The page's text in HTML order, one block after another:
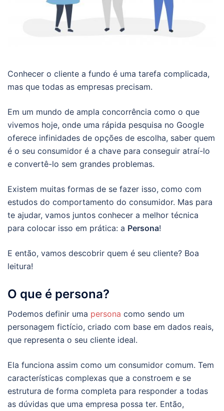
Conhecer o cliente a fundo é uma tarefa complicada,
mas que todas as empresas precisam.
Em um mundo de ampla concorrência como o que
vivemos hoje, onde uma rápida pesquisa no Google
oferece infinidades de opções de escolha, saber quem
é o seu consumidor é a chave para conseguir atraí-lo
e convertê-lo sem grandes problemas.
Existem muitas formas de se fazer isso, como com
estudos do comportamento do consumidor. Mas para
te ajudar, vamos juntos conhecer a melhor técnica
para colocar isso em prática: a Persona!
E então, vamos descobrir quem é seu cliente? Boa
leitura!
O que é persona?
Podemos definir uma persona como sendo um
personagem fictício, criado com base em dados reais,
que representa o seu cliente ideal.
Ela funciona assim como um consumidor comum. Tem
características complexas que a constroem e se
estrutura de forma completa para responder a todas
as dúvidas que uma empresa possa ter. Então,